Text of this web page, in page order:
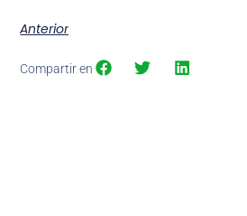
Anterior
Compartir en